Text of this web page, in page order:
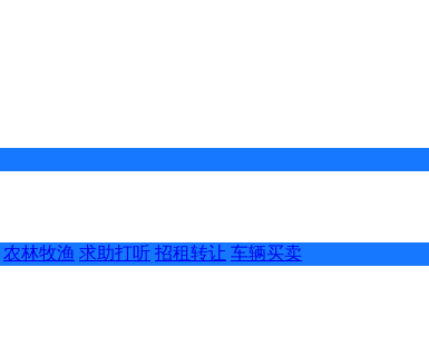
农林牧渔 求助打听 招租转让 车辆买卖